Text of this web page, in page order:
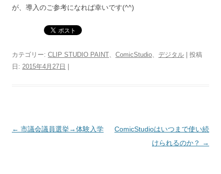
が、導入のご参考になれば幸いです(^^)
カテゴリー: CLIP STUDIO PAINT ComicStudio デジタル | 投稿
日: 2015年4月27日
投
← 市議会議員選挙→体験入学
ComicStudioはいつまで使い続
けられるのか？ →